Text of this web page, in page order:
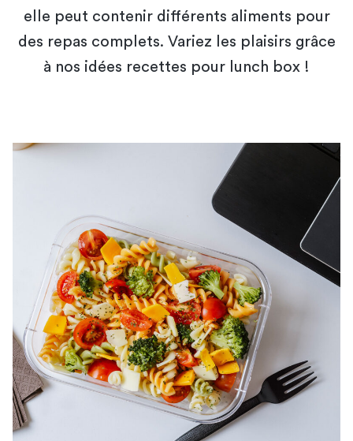
elle peut contenir différents aliments pour
des repas complets. Variez les plaisirs grâce
à nos idées recettes pour lunch box !